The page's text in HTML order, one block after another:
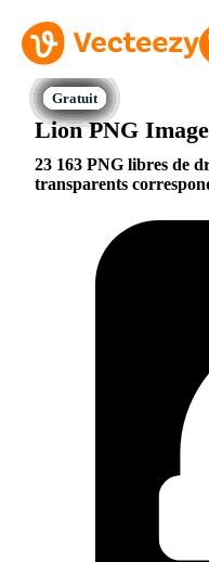
Lion PNG
23 163 PNG libres de
transparents